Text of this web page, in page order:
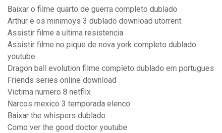
Baixar o filme quarto de guerra completo dublado
Arthur e os minimoys 3 dublado download utorrent
Assistir filme a ultima resistencia
Assistir filme no pique de nova york completo dublado
youtube
Dragon ball evolution filme completo dublado em portugues
Friends series online download
Victima numero 8 netflix
Narcos mexico 3 temporada elenco
Baixar the whispers dublado
Como ver the good doctor youtube